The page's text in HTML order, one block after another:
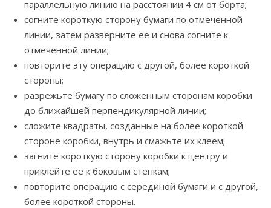
параллельную линию на расстоянии 4 см от борта;
согните короткую сторону бумаги по отмеченной
линии, затем разверните ее и снова согните к
отмеченной линии;
повторите эту операцию с другой, более короткой
стороны;
разрежьте бумагу по сложенным сторонам коробки
до ближайшей перпендикулярной линии;
сложите квадраты, созданные на более короткой
стороне коробки, внутрь и смажьте их клеем;
загните короткую сторону коробки к центру и
приклейте ее к боковым стенкам;
повторите операцию с серединой бумаги и с другой,
более короткой стороны.